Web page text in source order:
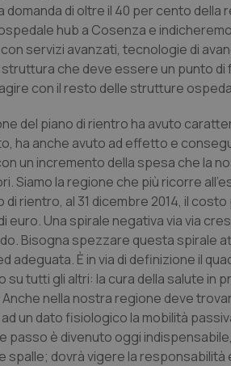
domanda di oltre il 40 per cento
hub a Cosenza e
servizi avanzati, tecnologie di
che deve essere un punto
con il resto delle strutture
del piano di rientro ha avuto
ha anche avuto ad effetto e
un incremento della spesa che la
Siamo la regione che più ricorre
rientro, al 31 dicembre 2014, il
euro. Una spirale negativa via via
Bisogna spezzare questa spirale
adeguata. È in via di definizione il
su tutti gli altri: la cura della salute
nella nostra regione deve
un dato fisiologico la mobilità
è divenuto oggi
spalle; dovrà vigere la